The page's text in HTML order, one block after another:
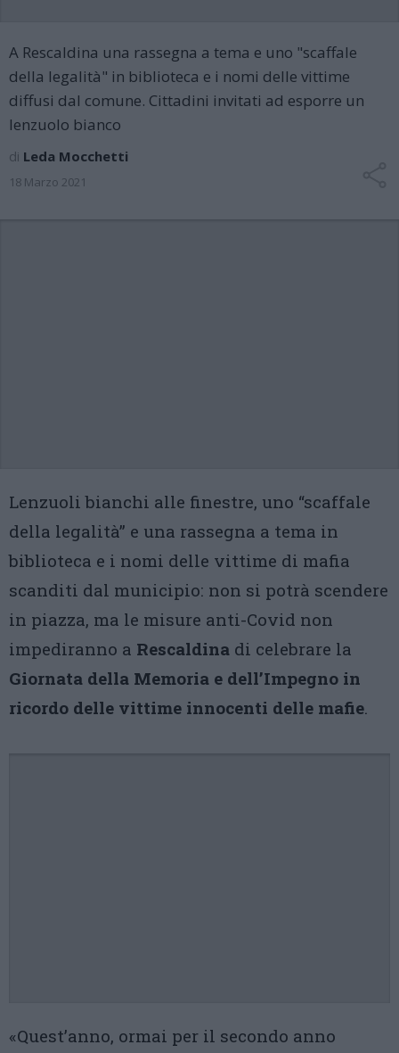
A Rescaldina una rassegna a tema e uno "scaffale
della legalità" in biblioteca e i nomi delle vittime
diffusi dal comune. Cittadini invitati ad esporre un
lenzuolo bianco
di Leda Mocchetti
18 Marzo 2021
Lenzuoli bianchi alle finestre, uno “scaffale
della legalità” e una rassegna a tema in
biblioteca e i nomi delle vittime di mafia
scanditi dal municipio: non si potrà scendere
in piazza, ma le misure anti-Covid non
impediranno a Rescaldina di celebrare la
Giornata della Memoria e dell’Impegno in
ricordo delle vittime innocenti delle mafie.
«Quest’anno, ormai per il secondo anno